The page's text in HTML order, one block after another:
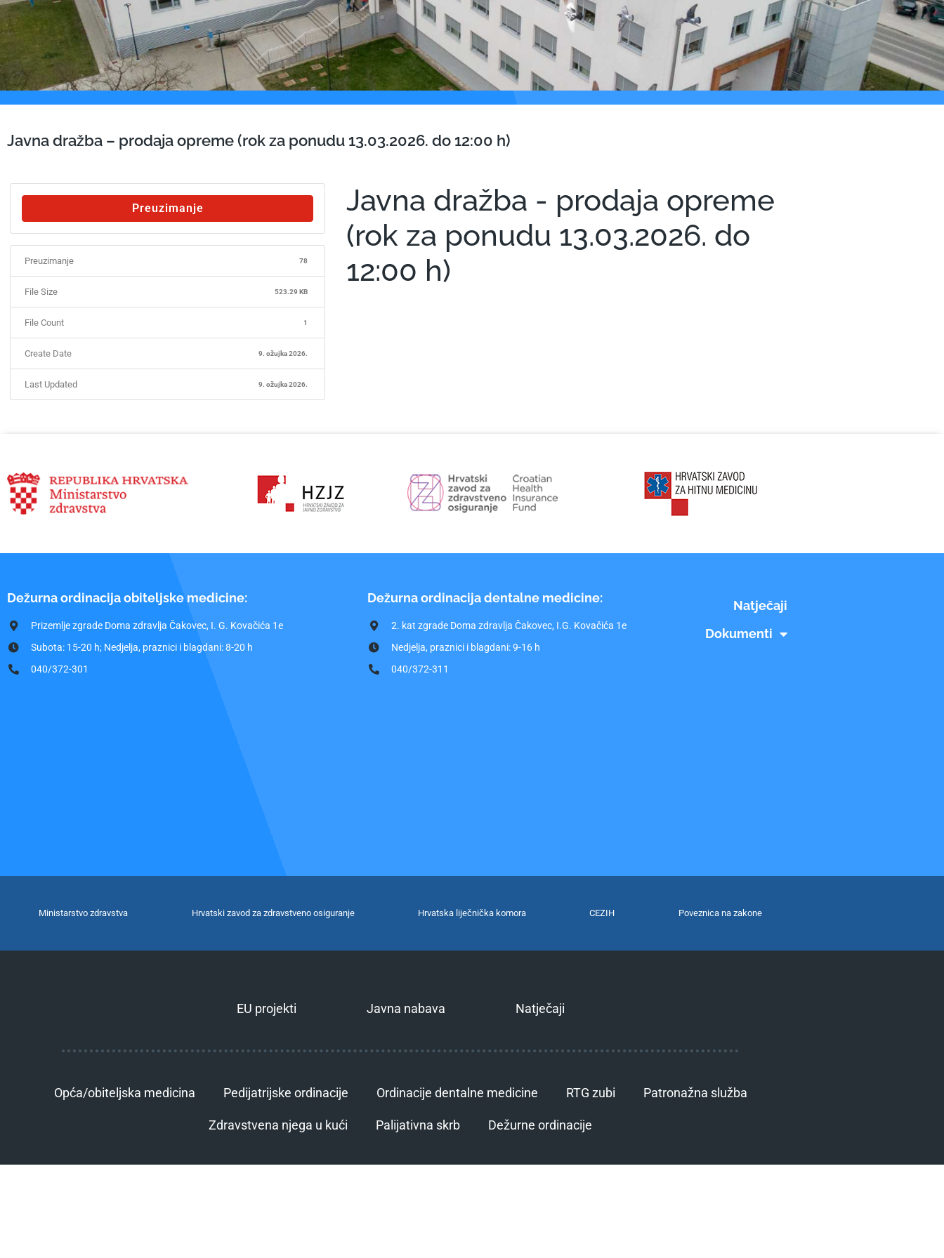
Javna dražba – prodaja opreme (rok za ponudu 13.03.2026. do 12:00 h)
Preuzimanje
Preuzimanje 78
File Size 523.29 KB
File Count 1
Create Date 9. ožujka 2026.
Last Updated 9. ožujka 2026.
Javna dražba - prodaja opreme
(rok za ponudu 13.03.2026. do
12:00 h)
Dežurna ordinacija obiteljske medicine:
Prizemlje zgrade Doma zdravlja Čakovec, I. G. Kovačića 1e
Subota: 15-20 h; Nedjelja, praznici i blagdani: 8-20 h
040/372-301
Dežurna ordinacija dentalne medicine:
2. kat zgrade Doma zdravlja Čakovec, I.G. Kovačića 1e
Nedjelja, praznici i blagdani: 9-16 h
040/372-311
Natječaji
Dokumenti
Ministarstvo zdravstva Hrvatski zavod za zdravstveno osiguranje Hrvatska liječnička komora CEZIH Poveznica na zakone
EU projekti Javna nabava Natječaji
Opća/obiteljska medicina Pedijatrijske ordinacije Ordinacije dentalne medicine RTG zubi Patronažna služba
Zdravstvena njega u kući Palijativna skrb Dežurne ordinacije